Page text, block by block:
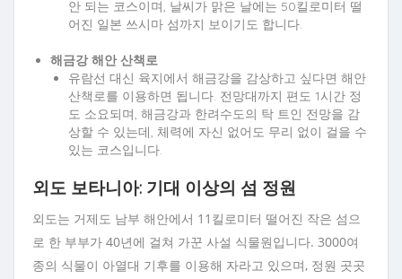
안 되는 코스이며, 날씨가 맑은 날에는 50킬로미터 떨
어진 일본 쓰시마 섬까지 보이기도 합니다.
해금강 해안 산책로
유람선 대신 육지에서 해금강을 감상하고 싶다면 해안
산책로를 이용하면 됩니다. 전망대까지 편도 1시간 정
도 소요되며, 해금강과 한려수도의 탁 트인 전망을 감
상할 수 있는데, 체력에 자신 없어도 무리 없이 걸을 수
있는 코스입니다.
외도 보타니아: 기대 이상의 섬 정원
외도는 거제도 남부 해안에서 11킬로미터 떨어진 작은 섬으
로 한 부부가 40년에 걸쳐 가꾼 사설 식물원입니다. 3000여
종의 식물이 아열대 기후를 이용해 자라고 있으며, 정원 곳곳